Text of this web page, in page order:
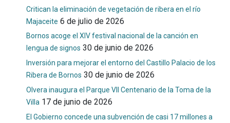
Critican la eliminación de vegetación de ribera en el río
Majaceite 6 de julio de 2026
Bornos acoge el XIV festival nacional de la canción en
lengua de signos 30 de junio de 2026
Inversión para mejorar el entorno del Castillo Palacio de los
Ribera de Bornos 30 de junio de 2026
Olvera inaugura el Parque VII Centenario de la Toma de la
Villa 17 de junio de 2026
El Gobierno concede una subvención de casi 17 millones a